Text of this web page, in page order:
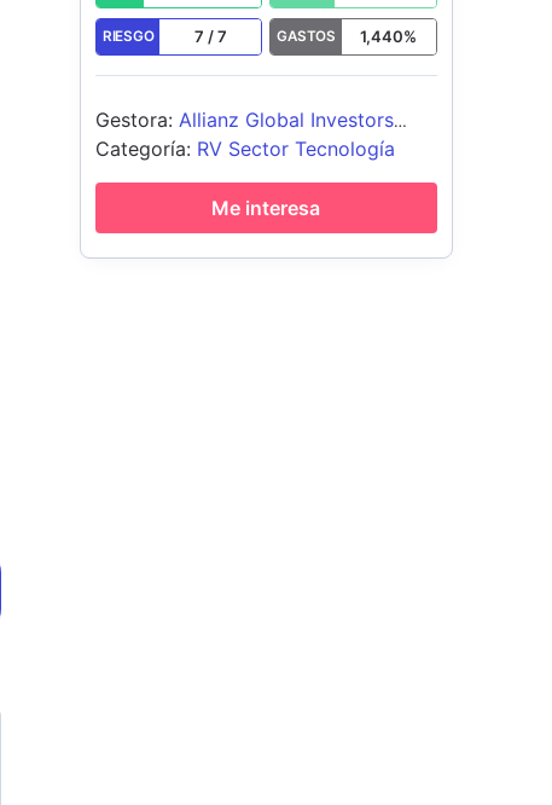
RIESGO 7 /7 GASTOS 1,440%
Gestora: Allianz Global Investors
GmbH
Categoría: RV Sector Tecnología
Me interesa